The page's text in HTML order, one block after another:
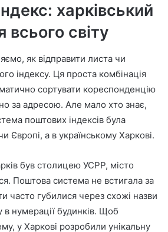
харківський
всього світу
як відправити листа чи
індексу. Ця проста комбінація
сортувати кореспонденцію
за адресою. Але мало хто знає,
поштових індексів була
Європі, а в українському Харкові.
був столицею УСРР, місто
Поштова система не встигала за
часто губилися через схожі назви
в нумерації будинків. Щоб
у Харкові розробили унікальну